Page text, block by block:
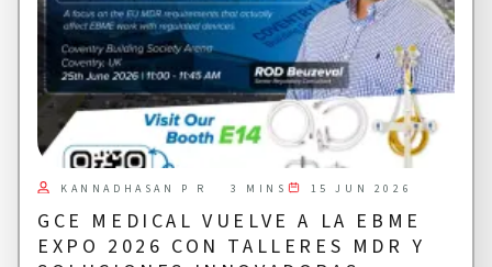
GCE MEDICAL VUELVE A LA EBME
EXPO 2026 CON TALLERES MDR Y
KANNADHASAN P R 3 MINS 15 JUN 2026